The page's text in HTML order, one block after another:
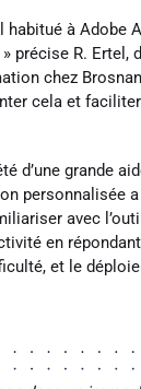
habitué à Adobe
précise R. Ertel,
chez
cela et
d’une grande
personnalisée
avec
en
et le